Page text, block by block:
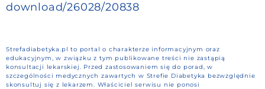
download/26028/20838
Strefadiabetyka.pl to portal o charakterze informacyjnym oraz
edukacyjnym, w związku z tym publikowane treści nie zastąpią
konsultacji lekarskiej. Przed zastosowaniem się do porad, w
szczególności medycznych zawartych w Strefie Diabetyka bezwzględnie
skonsultuj się z lekarzem. Właściciel serwisu nie ponosi